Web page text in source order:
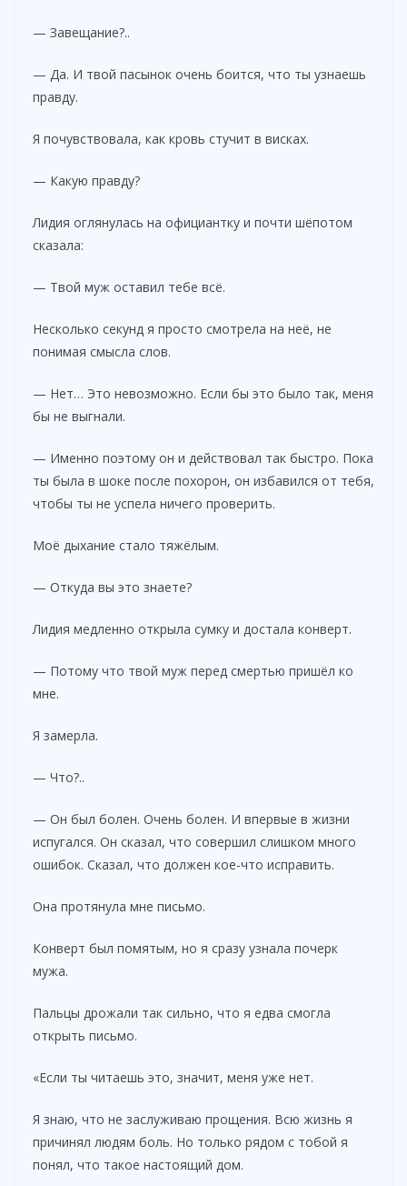
— Завещание?..
— Да. И твой пасынок очень боится, что ты узнаешь
правду.
Я почувствовала, как кровь стучит в висках.
— Какую правду?
Лидия оглянулась на официантку и почти шёпотом
сказала:
— Твой муж оставил тебе всё.
Несколько секунд я просто смотрела на неё, не
понимая смысла слов.
— Нет… Это невозможно. Если бы это было так, меня
бы не выгнали.
— Именно поэтому он и действовал так быстро. Пока
ты была в шоке после похорон, он избавился от тебя,
чтобы ты не успела ничего проверить.
Моё дыхание стало тяжёлым.
— Откуда вы это знаете?
Лидия медленно открыла сумку и достала конверт.
— Потому что твой муж перед смертью пришёл ко
мне.
Я замерла.
— Что?..
— Он был болен. Очень болен. И впервые в жизни
испугался. Он сказал, что совершил слишком много
ошибок. Сказал, что должен кое-что исправить.
Она протянула мне письмо.
Конверт был помятым, но я сразу узнала почерк
мужа.
Пальцы дрожали так сильно, что я едва смогла
открыть письмо.
«Если ты читаешь это, значит, меня уже нет.
Я знаю, что не заслуживаю прощения. Всю жизнь я
причинял людям боль. Но только рядом с тобой я
понял, что такое настоящий дом.